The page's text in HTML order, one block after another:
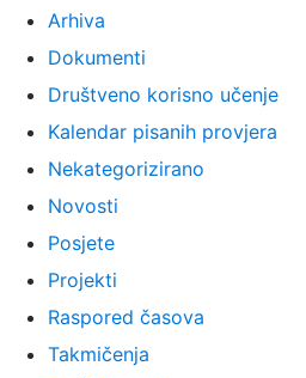
Arhiva
Dokumenti
Društveno korisno učenje
Kalendar pisanih provjera
Nekategorizirano
Novosti
Posjete
Projekti
Raspored časova
Takmičenja